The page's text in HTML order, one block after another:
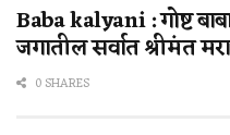
Baba kalyani : गोष्ट
जगातील सर्वात श्रीमंत
0 SHARES